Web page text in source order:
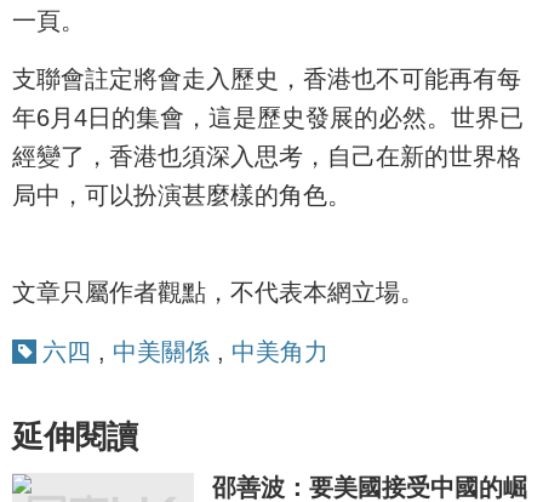
一頁。
支聯會註定將會走入歷史，香港也不可能再有每
年6月4日的集會，這是歷史發展的必然。世界已
經變了，香港也須深入思考，自己在新的世界格
局中，可以扮演甚麼樣的角色。
文章只屬作者觀點，不代表本網立場。
六四 , 中美關係 , 中美角力
延伸閱讀
邵善波：要美國接受中國的崛